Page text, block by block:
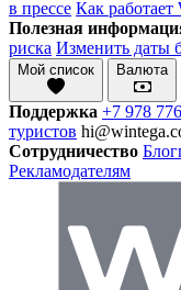
в прессе Как работает
Полезная
риска Изменить даты
Мой список Валюта
Поддержка +7 978
туристов
Сотрудничество
Рекламодателям